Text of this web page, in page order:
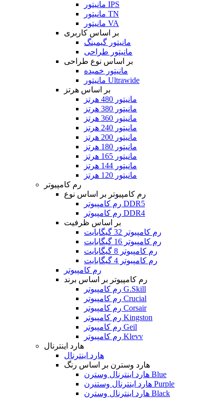
مانیتور IPS
مانیتور TN
مانیتور VA
بر اساس کاربری
مانیتور گیمینگ
مانیتور طراحی
بر اساس نوع طراحی
مانیتور خمیده
مانیتور Ultrawide
بر اساس هرتز
مانیتور 480 هرتز
مانیتور 380 هرتز
مانیتور 360 هرتز
مانیتور 240 هرتز
مانیتور 200 هرتز
مانیتور 180 هرتز
مانیتور 165 هرتز
مانیتور 144 هرتز
مانیتور 120 هرتز
رم کامپیوتر
رم کامپیوتر بر اساس نوع
رم کامپیوتر DDR5
رم کامپیوتر DDR4
بر اساس ظرفیت
رم کامپیوتر 32 گیگابایت
رم کامپیوتر 16 گیگابایت
رم کامپیوتر 8 گیگابایت
رم کامپیوتر 4 گیگابایت
رم کامپیوتر
رم کامپیوتر بر اساس برند
رم کامپیوتر G.Skill
رم کامپیوتر Crucial
رم کامپیوتر Corsair
رم کامپیوتر Kingston
رم کامپیوتر Geil
رم کامپیوتر Klevv
هارد اینترنال
هارد اینترنال
هارد وسترن بر اساس رنگ
هارد اینترنال وسترن Blue
هارد اینترنال وستنرن Purple
هارد اینترنال وسترن Black